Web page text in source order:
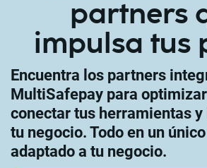
partners
impulsa tus
Encuentra los partners
MultiSafepay para
conectar tus herramientas
tu negocio. Todo en un
adaptado a tu negocio.